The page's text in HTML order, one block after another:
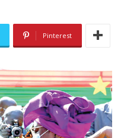
Pinterest